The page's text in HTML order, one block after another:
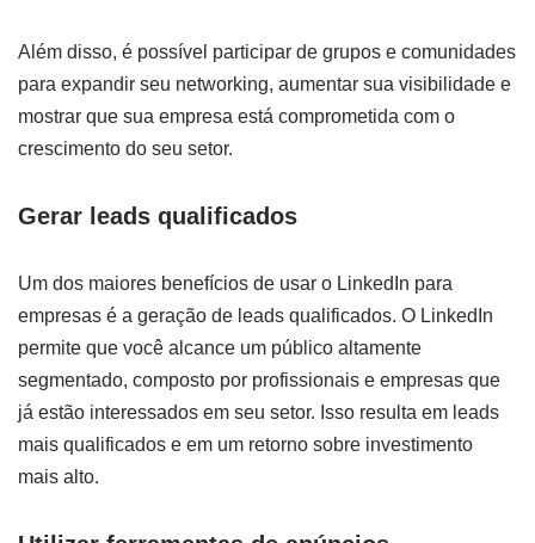
Além disso, é possível participar de grupos e comunidades
para expandir seu networking, aumentar sua visibilidade e
mostrar que sua empresa está comprometida com o
crescimento do seu setor.
Gerar leads qualificados
Um dos maiores benefícios de usar o LinkedIn para
empresas é a geração de leads qualificados. O LinkedIn
permite que você alcance um público altamente
segmentado, composto por profissionais e empresas que
já estão interessados em seu setor. Isso resulta em leads
mais qualificados e em um retorno sobre investimento
mais alto.